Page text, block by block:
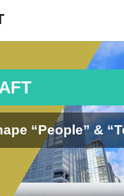
“People” &